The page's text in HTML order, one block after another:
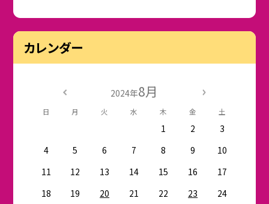
カレンダー
2024年8月
日 月 火 水 木 金 土
1 2
3
4
5 6 7 8 9
10
11
12 13 14 15 16
17
18
19 20 21 22 23
24